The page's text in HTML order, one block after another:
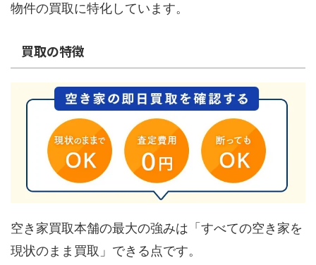
物件の買取に特化しています。
買取の特徴
空き家買取本舗の最大の強みは「すべての空き家を
現状のまま買取」できる点です。